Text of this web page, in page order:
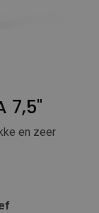
7,5"
en zeer